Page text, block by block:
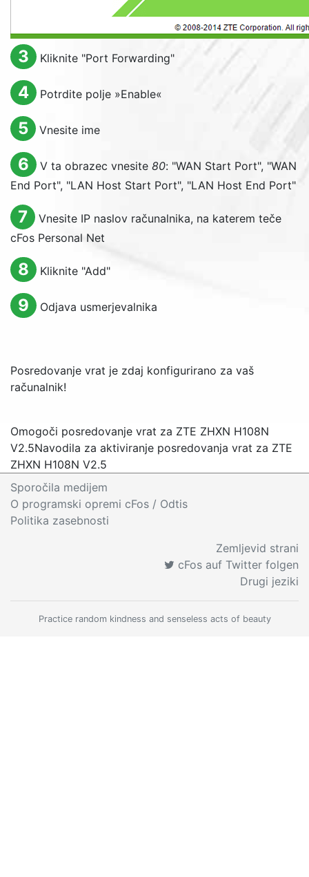
3 Kliknite "Port Forwarding"
4 Potrdite polje »Enable«
5 Vnesite ime
6 V ta obrazec vnesite 80: "WAN Start Port", "WAN
End Port", "LAN Host Start Port", "LAN Host End Port"
7
Vnesite IP naslov računalnika, na katerem teče
cFos Personal Net
8 Kliknite "Add"
9 Odjava usmerjevalnika
Posredovanje vrat je zdaj konfigurirano za vaš
računalnik!
Omogoči posredovanje vrat za ZTE ZHXN H108N
V2.5Navodila za aktiviranje posredovanja vrat za ZTE
ZHXN H108N V2.5
Sporočila medijem
O programski opremi cFos / Odtis
Politika zasebnosti
Zemljevid strani
cFos auf Twitter folgen
Drugi jeziki
Practice random kindness and senseless acts of beauty